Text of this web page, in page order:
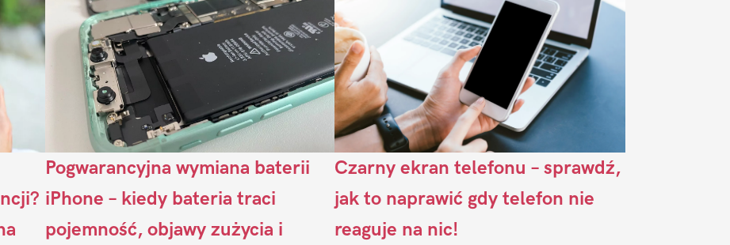
Pogwarancyjna wymiana baterii
iPhone – kiedy bateria traci
pojemność, objawy zużycia i
Czarny ekran telefonu – sprawdź,
jak to naprawić gdy telefon nie
reaguje na nic!